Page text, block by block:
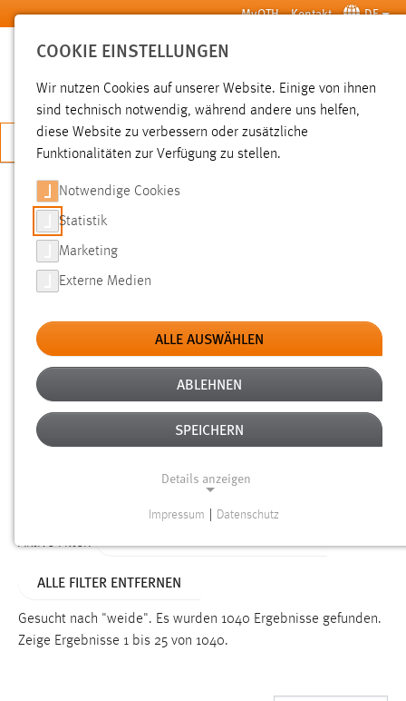
Zum Hauptinhalt springen MyOTH Kontakt DE
SUCHE
JETZT BEWERBEN
SUCHE
FILTER
Typ
Erstellungsdatum
Alter
Aktive Filter:
ALLE FILTER ENTFERNEN
Gesucht nach "weide". Es wurden 1040 Ergebnisse gefunden.
Zeige Ergebnisse 1 bis 25 von 1040.
COOKIE EINSTELLUNGEN
Wir nutzen Cookies auf unserer Website. Einige von ihnen
sind technisch notwendig, während andere uns helfen,
diese Website zu verbessern oder zusätzliche
Funktionalitäten zur Verfügung zu stellen.
Notwendige Cookies
Statistik
Marketing
Externe Medien
ALLE AUSWÄHLEN
ABLEHNEN
SPEICHERN
Details anzeigen
Funktionen und sind für die einwandfreie Funktion der
Einverständnis
Impressum Datenschutz